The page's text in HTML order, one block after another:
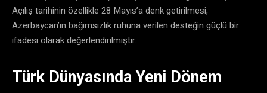
Açılış tarihinin özellikle 28 Mayıs’a denk getirilmesi,
Azerbaycan’ın bağımsızlık ruhuna verilen desteğin güçlü bir
ifadesi olarak değerlendirilmiştir.
Türk Dünyasında Yeni Dönem